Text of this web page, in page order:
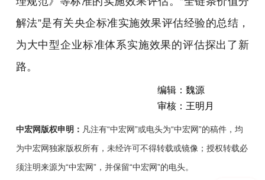
解法”是有关央企标准实施效果评估经验的总结，
为大中型企业标准体系实施效果的评估探出了新
路。
编辑：魏源
审核：王明月
中宏网版权申明： 凡注有“中宏网”或电头为“中宏网”的稿件，均
为中宏网独家版权所有，未经许可不得转载或镜像；授权转载必
须注明来源为“中宏网”，并保留“中宏网”的电头。